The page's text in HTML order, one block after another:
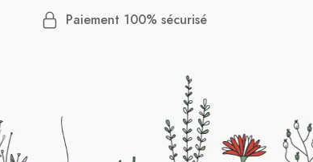
Paiement 100% sécurisé